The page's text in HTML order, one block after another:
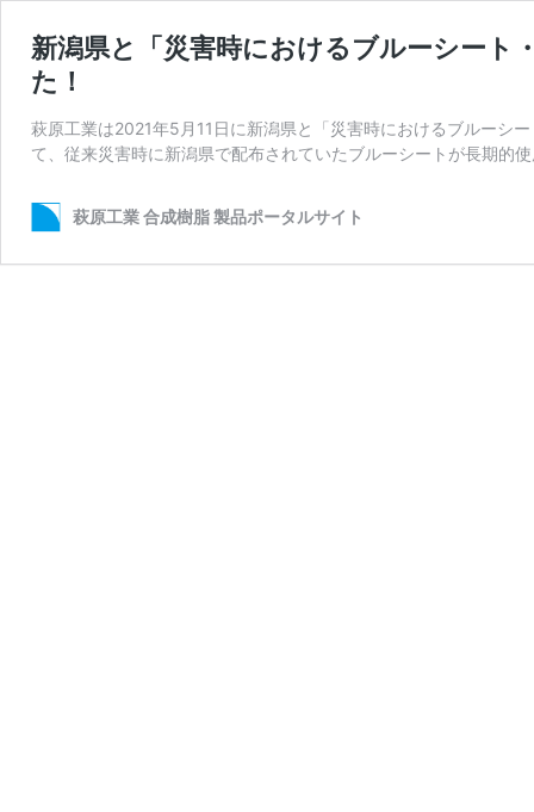
新潟県と「災害時におけるブルーシート
た！
萩原工業は2021年5月11日に新潟県と「災害時におけるブルーシ
て、従来災害時に新潟県で配布されていたブルーシートが長期的
萩原工業 合成樹脂 製品ポータルサイト